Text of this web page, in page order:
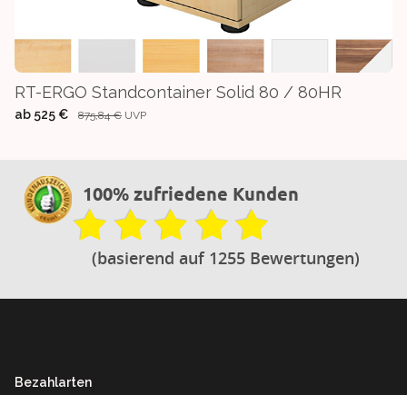
RT-ERGO Standcontainer Solid 80 / 80HR
ab 525 € 875,84 € UVP
100% zufriedene Kunden
(basierend auf 1255 Bewertungen)
Bezahlarten